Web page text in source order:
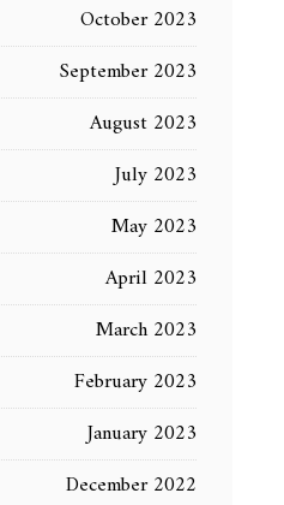
October 2023
September 2023
August 2023
July 2023
May 2023
April 2023
March 2023
February 2023
January 2023
December 2022